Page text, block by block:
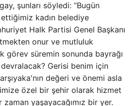
şunları söyledi: “Bugün
kadın belediye
Halk Partisi Genel Başkanı
onur ve mutluluk
görev süremin sonunda bayrağı
Gerisi benim için
değeri ve önemi asla
özel bir şehir olarak hizmet
yaşayacağımız bir yer.